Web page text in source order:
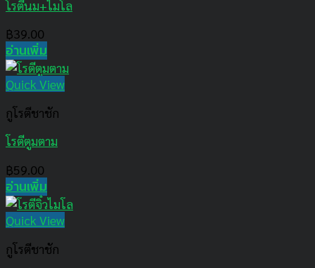
โรตีนม+ไมโล
฿39.00
อ่านเพิ่ม
Quick View
กูโรตีชาชัก
โรตีตูมตาม
฿59.00
อ่านเพิ่ม
Quick View
กูโรตีชาชัก